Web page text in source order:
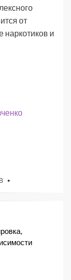
от
наркотиков и